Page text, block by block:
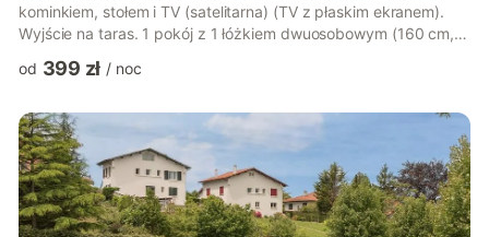
kominkiem, stołem i TV (satelitarna) (TV z płaskim ekranem).
Wyjście na taras. 1 pokój z 1 łóżkiem dwuosobowym (160 cm, o
dwuosobowym (140 cm, o długości 190 cm). 1 pokój dziecięcy
piętrowymi (90 cm, o długości 190 cm). Otwarta kuchnia
(piekarnik, zmywarka do naczyń, 6 palniki, toster, czajnik
elektryczny, kuche...
od 399 zł / noc